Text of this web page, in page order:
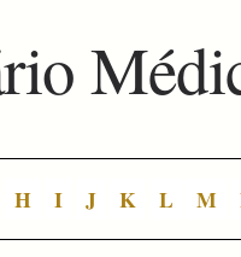
H I J K L M